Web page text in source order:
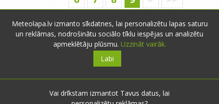
Lai pievienotu komentārus,
Jums irjāautentificējas !
x
Meteolapa.lv izmanto sīkdatnes, lai personalizētu lapas saturu
un reklāmas, nodrošinātu sociālo tīklu iespējas un analizētu
apmeklētāju plūsmu. Uzzināt vairāk.
Labi
Vai drīkstam izmantot Tavus datus, lai